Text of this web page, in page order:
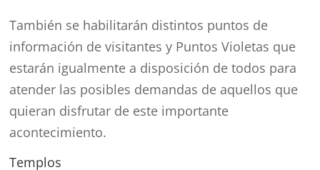
También se habilitarán distintos puntos de
información de visitantes y Puntos Violetas que
estarán igualmente a disposición de todos para
atender las posibles demandas de aquellos que
quieran disfrutar de este importante
acontecimiento.
Templos